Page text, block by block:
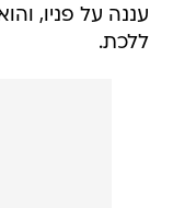
עננה על פניו,
ללכת.